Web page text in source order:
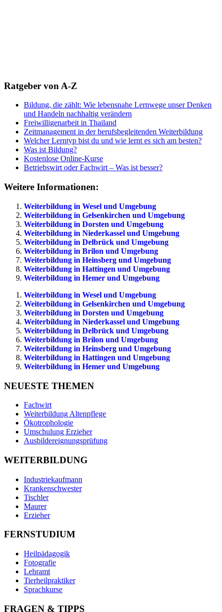
Ratgeber von A-Z
Bildung, die zählt: Wie lebensnahe Lernwege unser Denken
und Handeln nachhaltig verändern
Freiwilligenarbeit in Thailand
Zeitmanagement in der berufsbegleitenden Weiterbildung
Welcher Lerntyp bist du und wie lernt es sich am besten?
Was ist Bildung?
Kostenlose Online-Kurse
Betriebswirt oder Fachwirt – Was ist besser?
Weitere Informationen:
Weiterbildung in Wesel und Umgebung
Weiterbildung in Gelsenkirchen und Umgebung
Weiterbildung in Dorsten und Umgebung
Weiterbildung in Niederkassel und Umgebung
Weiterbildung in Delbrück und Umgebung
Weiterbildung in Brilon und Umgebung
Weiterbildung in Heinsberg und Umgebung
Weiterbildung in Hattingen und Umgebung
Weiterbildung in Hemer und Umgebung
Weiterbildung in Wesel und Umgebung
Weiterbildung in Gelsenkirchen und Umgebung
Weiterbildung in Dorsten und Umgebung
Weiterbildung in Niederkassel und Umgebung
Weiterbildung in Delbrück und Umgebung
Weiterbildung in Brilon und Umgebung
Weiterbildung in Heinsberg und Umgebung
Weiterbildung in Hattingen und Umgebung
Weiterbildung in Hemer und Umgebung
NEUESTE THEMEN
Fachwirt
Weiterbildung Altenpflege
Ökotrophologie
Umschulung Erzieher
Ausbildereignungsprüfung
WEITERBILDUNG
Industriekaufmann
Krankenschwester
Tischler
Maurer
Erzieher
FERNSTUDIUM
Heilpädagogik
Fotografie
Lehramt
Tierheilpraktiker
Sprachkurse
FRAGEN & TIPPS